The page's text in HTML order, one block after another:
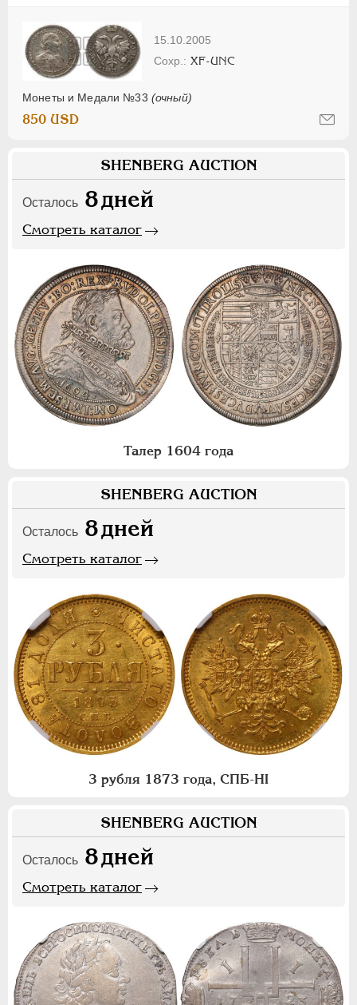
15.10.2005
Монеты и Медали №33 (очный)
XF-UNC
850 USD
SHENBERG AUCTION
Осталось 8дней
Смотреть каталог
Талер 1604 года
SHENBERG AUCTION
Осталось 8дней
Смотреть каталог
3 рубля 1873 года, СПБ-НI
SHENBERG AUCTION
Осталось 8дней
Смотреть каталог